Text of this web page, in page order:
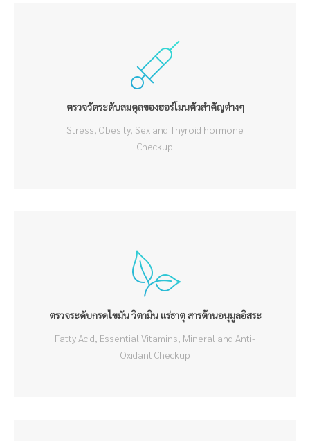
ตรวจวัดระดับสมดุลของฮอร์โมนตัวสำคัญต่างๆ
Stress, Obesity, Sex and Thyroid hormone
Checkup
ตรวจระดับกรดไขมัน วิตามิน แร่ธาตุ สารต้านอนุมูลอิสระ
Fatty Acid, Essential Vitamins, Mineral and Anti-
Oxidant Checkup